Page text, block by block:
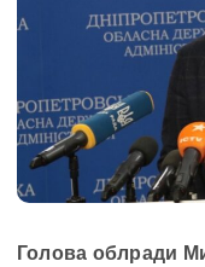
Голова облради